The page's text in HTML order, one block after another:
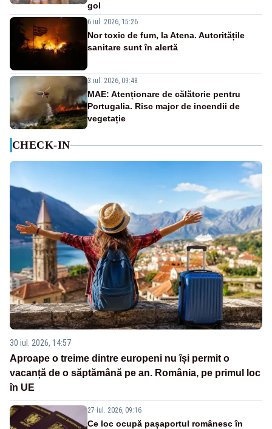
gol
6 iul. 2026, 15:26
Nor toxic de fum, la Atena. Autoritățile
sanitare sunt în alertă
3 iul. 2026, 09:48
MAE: Atenționare de călătorie pentru
Portugalia. Risc major de incendii de
vegetație
CHECK-IN
30 iul. 2026, 14:57
Aproape o treime dintre europeni nu își permit o
vacanță de o săptămână pe an. România, pe primul loc
în UE
27 iul. 2026, 09:16
Ce loc ocupă pașaportul românesc în